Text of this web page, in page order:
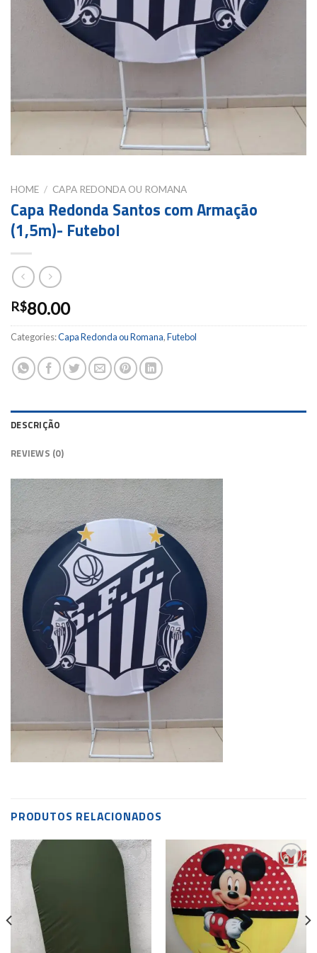
HOME / CAPA REDONDA OU ROMANA
Capa Redonda Santos com Armação
(1,5m)- Futebol
R$80.00
Categories:Capa Redonda ou Romana,Futebol
DESCRIÇÃO
REVIEWS (0)
PRODUTOS RELACIONADOS
Add to
wishlist
Add to
wishlist